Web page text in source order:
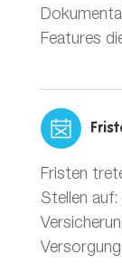
Features
Fristen
Stellen